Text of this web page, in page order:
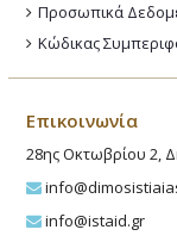
Προσωπικά
Κώδικας
Επικοινωνία
28ης Οκτωβρίου 2,
info@istaid.gr